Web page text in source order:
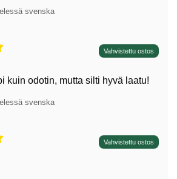
svenska
Vahvistettu ostos
kuin odotin, mutta silti hyvä laatu!
svenska
Vahvistettu ostos